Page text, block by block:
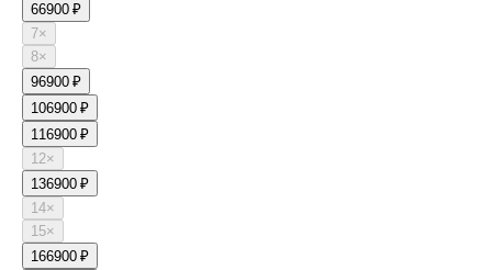
66900 ₽
7×
8×
96900 ₽
106900 ₽
116900 ₽
12×
136900 ₽
14×
15×
166900 ₽